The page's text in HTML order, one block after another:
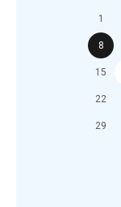
1
8
15
22
29